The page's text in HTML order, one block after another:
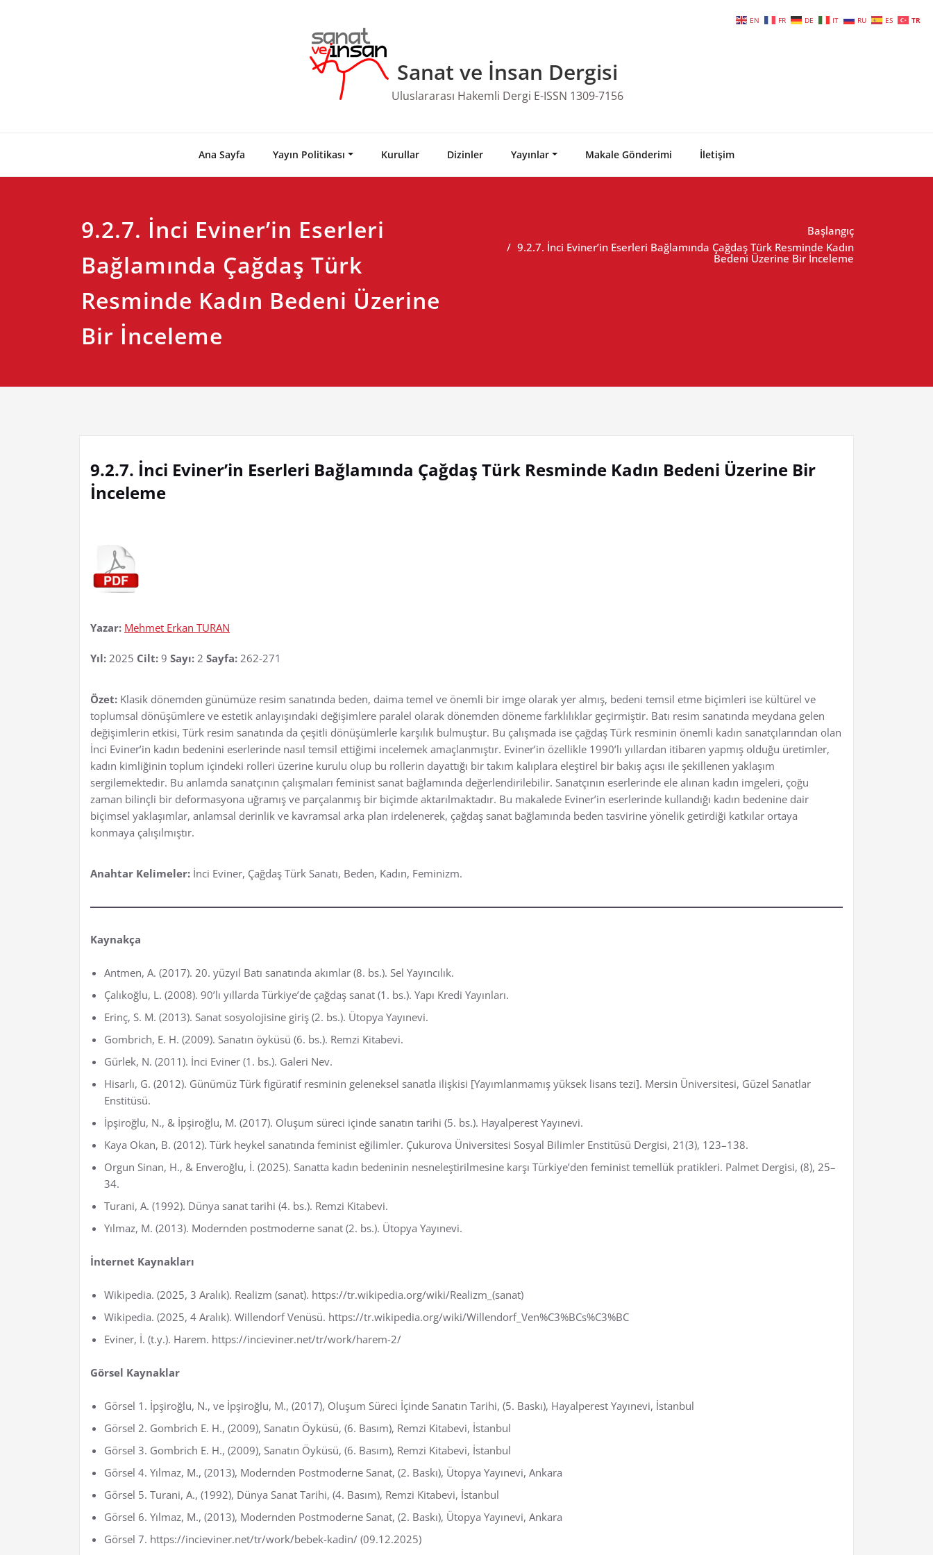
Sanat ve İnsan Dergisi
Uluslararası Hakemli Dergi E-ISSN 1309-7156
Ana Sayfa Yayın Politikası Kurullar Dizinler Yayınlar Makale Gönderimi İletişim
9.2.7. İnci Eviner’in Eserleri
Bağlamında Çağdaş Türk
Resminde Kadın Bedeni Üzerine
Bir İnceleme
Başlangıç
9.2.7. İnci Eviner’in Eserleri Bağlamında Çağdaş Türk Resminde Kadın
Bedeni Üzerine Bir İnceleme
9.2.7. İnci Eviner’in Eserleri Bağlamında Çağdaş Türk Resminde Kadın Bedeni Üzerine Bir
İnceleme
Yazar: Mehmet Erkan TURAN
Yıl: 2025 Cilt: 9 Sayı: 2 Sayfa: 262-271
Özet: Klasik dönemden günümüze resim sanatında beden, daima temel ve önemli bir imge olarak yer almış, bedeni temsil etme biçimleri ise kültürel ve
toplumsal dönüşümlere ve estetik anlayışındaki değişimlere paralel olarak dönemden döneme farklılıklar geçirmiştir. Batı resim sanatında meydana gelen
değişimlerin etkisi, Türk resim sanatında da çeşitli dönüşümlerle karşılık bulmuştur. Bu çalışmada ise çağdaş Türk resminin önemli kadın sanatçılarından olan
İnci Eviner’in kadın bedenini eserlerinde nasıl temsil ettiğimi incelemek amaçlanmıştır. Eviner’in özellikle 1990’lı yıllardan itibaren yapmış olduğu üretimler,
kadın kimliğinin toplum içindeki rolleri üzerine kurulu olup bu rollerin dayattığı bir takım kalıplara eleştirel bir bakış açısı ile şekillenen yaklaşım
sergilemektedir. Bu anlamda sanatçının çalışmaları feminist sanat bağlamında değerlendirilebilir. Sanatçının eserlerinde ele alınan kadın imgeleri, çoğu
zaman bilinçli bir deformasyona uğramış ve parçalanmış bir biçimde aktarılmaktadır. Bu makalede Eviner’in eserlerinde kullandığı kadın bedenine dair
biçimsel yaklaşımlar, anlamsal derinlik ve kavramsal arka plan irdelenerek, çağdaş sanat bağlamında beden tasvirine yönelik getirdiği katkılar ortaya
konmaya çalışılmıştır.
Anahtar Kelimeler: İnci Eviner, Çağdaş Türk Sanatı, Beden, Kadın, Feminizm.
Kaynakça
Antmen, A. (2017). 20. yüzyıl Batı sanatında akımlar (8. bs.). Sel Yayıncılık.
Çalıkoğlu, L. (2008). 90’lı yıllarda Türkiye’de çağdaş sanat (1. bs.). Yapı Kredi Yayınları.
Erinç, S. M. (2013). Sanat sosyolojisine giriş (2. bs.). Ütopya Yayınevi.
Gombrich, E. H. (2009). Sanatın öyküsü (6. bs.). Remzi Kitabevi.
Gürlek, N. (2011). İnci Eviner (1. bs.). Galeri Nev.
Hisarlı, G. (2012). Günümüz Türk figüratif resminin geleneksel sanatla ilişkisi [Yayımlanmamış yüksek lisans tezi]. Mersin Üniversitesi, Güzel Sanatlar
Enstitüsü.
İpşiroğlu, N., & İpşiroğlu, M. (2017). Oluşum süreci içinde sanatın tarihi (5. bs.). Hayalperest Yayınevi.
Kaya Okan, B. (2012). Türk heykel sanatında feminist eğilimler. Çukurova Üniversitesi Sosyal Bilimler Enstitüsü Dergisi, 21(3), 123–138.
Orgun Sinan, H., & Enveroğlu, İ. (2025). Sanatta kadın bedeninin nesneleştirilmesine karşı Türkiye’den feminist temellük pratikleri. Palmet Dergisi, (8), 25–
34.
Turani, A. (1992). Dünya sanat tarihi (4. bs.). Remzi Kitabevi.
Yılmaz, M. (2013). Modernden postmoderne sanat (2. bs.). Ütopya Yayınevi.
İnternet Kaynakları
Wikipedia. (2025, 3 Aralık). Realizm (sanat). https://tr.wikipedia.org/wiki/Realizm_(sanat)
Wikipedia. (2025, 4 Aralık). Willendorf Venüsü. https://tr.wikipedia.org/wiki/Willendorf_Ven%C3%BCs%C3%BC
Eviner, İ. (t.y.). Harem. https://incieviner.net/tr/work/harem-2/
Görsel Kaynaklar
Görsel 1. İpşiroğlu, N., ve İpşiroğlu, M., (2017), Oluşum Süreci İçinde Sanatın Tarihi, (5. Baskı), Hayalperest Yayınevi, İstanbul
Görsel 2. Gombrich E. H., (2009), Sanatın Öyküsü, (6. Basım), Remzi Kitabevi, İstanbul
Görsel 3. Gombrich E. H., (2009), Sanatın Öyküsü, (6. Basım), Remzi Kitabevi, İstanbul
Görsel 4. Yılmaz, M., (2013), Modernden Postmoderne Sanat, (2. Baskı), Ütopya Yayınevi, Ankara
Görsel 5. Turani, A., (1992), Dünya Sanat Tarihi, (4. Basım), Remzi Kitabevi, İstanbul
Görsel 6. Yılmaz, M., (2013), Modernden Postmoderne Sanat, (2. Baskı), Ütopya Yayınevi, Ankara
Görsel 7. https://incieviner.net/tr/work/bebek-kadin/ (09.12.2025)
EN FR DE IT RU ES TR